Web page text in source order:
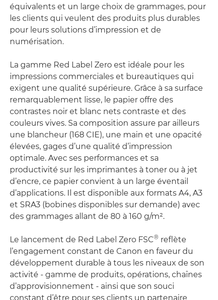
équivalents et un large choix de grammages, pour
les clients qui veulent des produits plus durables
pour leurs solutions d’impression et de
numérisation.
La gamme Red Label Zero est idéale pour les
impressions commerciales et bureautiques qui
exigent une qualité supérieure. Grâce à sa surface
remarquablement lisse, le papier offre des
contrastes noir et blanc nets contraste et des
couleurs vives. Sa composition assure par ailleurs
une blancheur (168 CIE), une main et une opacité
élevées, gages d’une qualité d’impression
optimale. Avec ses performances et sa
productivité sur les imprimantes à toner ou à jet
d’encre, ce papier convient à un large éventail
d’applications. Il est disponible aux formats A4, A3
et SRA3 (bobines disponibles sur demande) avec
des grammages allant de 80 à 160 g/m².
Le lancement de Red Label Zero FSC® reflète
l’engagement constant de Canon en faveur du
développement durable à tous les niveaux de son
activité - gamme de produits, opérations, chaînes
d’approvisionnement - ainsi que son souci
constant d’être pour ses clients un partenaire